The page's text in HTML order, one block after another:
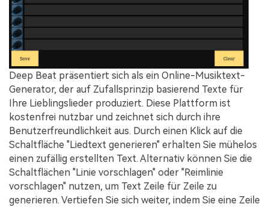
Deep Beat präsentiert sich als ein Online-Musiktext-
Generator, der auf Zufallsprinzip basierend Texte für
Ihre Lieblingslieder produziert. Diese Plattform ist
kostenfrei nutzbar und zeichnet sich durch ihre
Benutzerfreundlichkeit aus. Durch einen Klick auf die
Schaltfläche "Liedtext generieren" erhalten Sie mühelos
einen zufällig erstellten Text. Alternativ können Sie die
Schaltflächen "Linie vorschlagen" oder "Reimlinie
vorschlagen" nutzen, um Text Zeile für Zeile zu
generieren. Vertiefen Sie sich weiter, indem Sie eine Zeile